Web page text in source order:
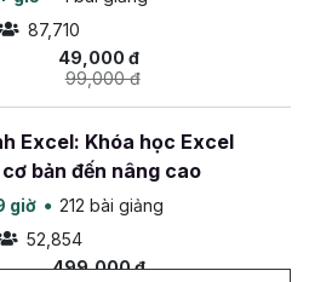
87,710
49,000 đ
99,000 đ
Excel: Khóa học Excel
bản đến nâng cao
giờ
212 bài giảng
52,854
499,000 đ